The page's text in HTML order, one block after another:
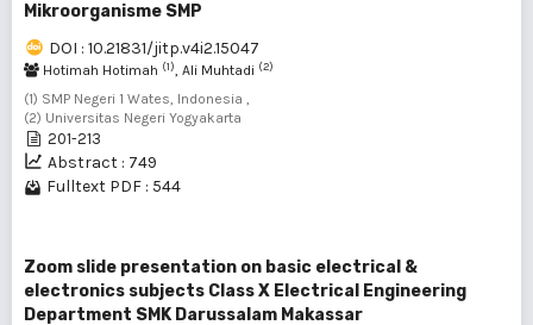
Mikroorganisme SMP
DOI : 10.21831/jitp.v4i2.15047
Hotimah Hotimah (1), Ali Muhtadi (2)
(1) SMP Negeri 1 Wates, Indonesia ,
(2) Universitas Negeri Yogyakarta
201-213
Abstract : 749
Fulltext PDF : 544
Zoom slide presentation on basic electrical &
electronics subjects Class X Electrical Engineering
Department SMK Darussalam Makassar